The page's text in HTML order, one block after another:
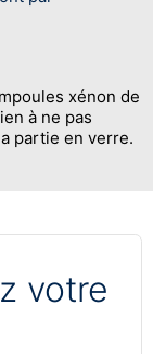
xénon de
à ne pas
partie en verre.
votre